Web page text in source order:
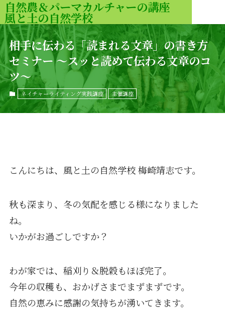
自然農＆パーマカルチャーの講座
風と土の自然学校
相手に伝わる「読まれる文章」の書き方
セミナー 〜スッと読めて伝わる文章のコ
ツ〜
ネイチャーライティング実践講座 主催講座
こんにちは、風と土の自然学校 梅崎靖志です。
秋も深まり、冬の気配を感じる様になりました
ね。
いかがお過ごしですか？
わが家では、稲刈り＆脱穀もほぼ完了。
今年の収穫も、おかげさまでまずまずです。
自然の恵みに感謝の気持ちが湧いてきます。